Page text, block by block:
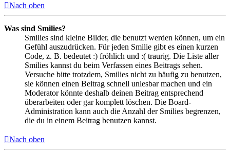
Nach oben
Was sind Smilies?
Smilies sind kleine Bilder, die benutzt werden können, um ein
Gefühl auszudrücken. Für jeden Smilie gibt es einen kurzen
Code, z. B. bedeutet :) fröhlich und :( traurig. Die Liste aller
Smilies kannst du beim Verfassen eines Beitrags sehen.
Versuche bitte trotzdem, Smilies nicht zu häufig zu benutzen,
sie können einen Beitrag schnell unlesbar machen und ein
Moderator könnte deshalb deinen Beitrag entsprechend
überarbeiten oder gar komplett löschen. Die Board-
Administration kann auch die Anzahl der Smilies begrenzen,
die du in einem Beitrag benutzen kannst.
Nach oben